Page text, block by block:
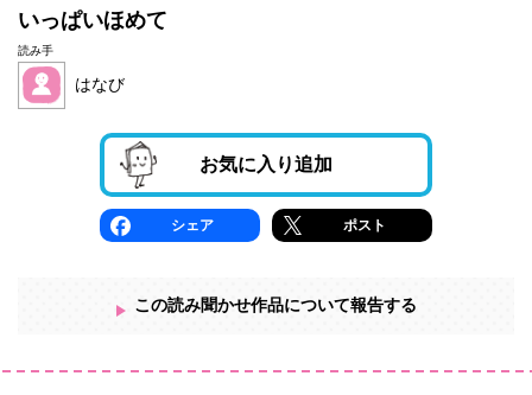
いっぱいほめて
読み手
はなび
お気に入り追加
シェア ポスト
この読み聞かせ作品について報告する